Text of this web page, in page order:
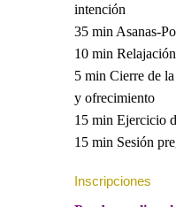
intención
35 min Asanas-
10 min Relajación
5 min Cierre de
y ofrecimiento
15 min Ejercicio
15 min Sesión
Inscripciones